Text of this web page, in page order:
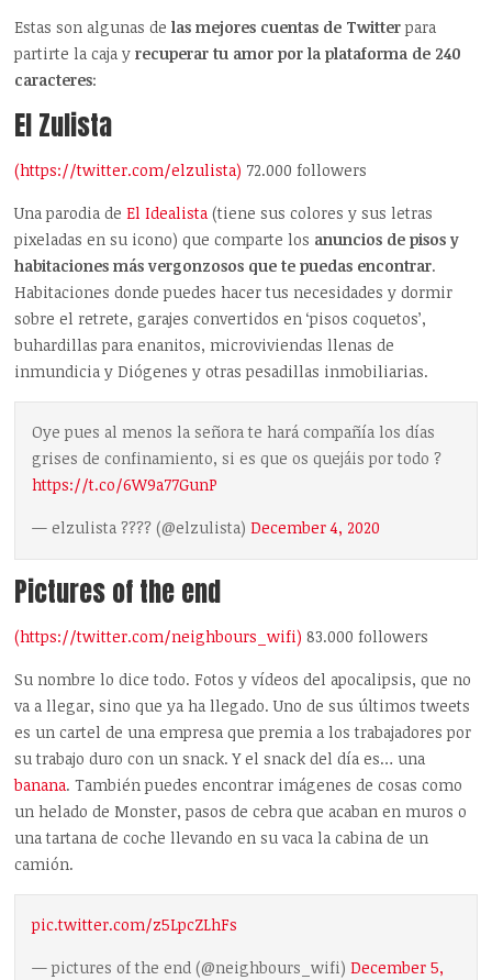
Estas son algunas delas mejores cuentas de Twitterpara
partirte la caja yrecuperar tu amor por la plataforma de 240
caracteres:
El Zulista
(https://twitter.com/elzulista) 72.000 followers
Una parodia deEl Idealista(tiene sus colores y sus letras
pixeladas en su icono) que comparte los anuncios de pisos y
habitaciones más vergonzosos que te puedas encontrar.
Habitaciones donde puedes hacer tus necesidades y dormir
sobre el retrete, garajes convertidos en ‘pisos coquetos’,
buhardillas para enanitos, microviviendas llenas de
inmundicia y Diógenes y otras pesadillas inmobiliarias.
Oye pues al menos la señora te hará compañía los días
grises de confinamiento, si es que os quejáis por todo ?
https://t.co/6W9a77GunP
— elzulista ???? (@elzulista)December 4, 2020
Pictures of the end
(https://twitter.com/neighbours_wifi) 83.000 followers
Su nombre lo dice todo. Fotos y vídeos del apocalipsis, que no
va a llegar, sino que ya ha llegado. Uno de sus últimos tweets
es un cartel de una empresa que premia a los trabajadores por
su trabajo duro con un snack. Y el snack del día es… una
banana. También puedes encontrar imágenes de cosas como
un helado de Monster, pasos de cebra que acaban en muros o
una tartana de coche llevando en su vaca la cabina de un
camión.
pic.twitter.com/z5LpcZLhFs
— pictures of the end (@neighbours_wifi)December 5,